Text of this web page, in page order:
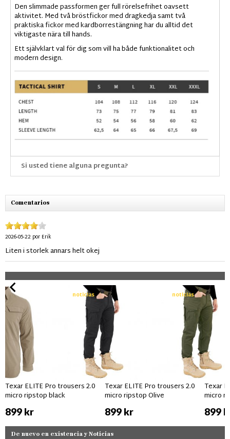
Den slimmade passformen ger full rörelsefrihet oavsett
aktivitet. Med två bröstfickor med dragkedja samt två
praktiska fickor med kardborrestängning har du alltid det
viktigaste nära till hands.
Ett självklart val för dig som vill ha både funktionalitet och
modern design.
Si usted tiene alguna pregunta?
Comentarios
2026-05-22 por Erik
Liten i storlek annars helt okej
noticias
Texar ELITE Pro trousers 2.0
micro ripstop black
899 kr
noticias
Texar ELITE Pro trousers 2.0
micro ripstop Olive
899 kr
Texar
micro
899
De nuevo en existencia y Noticias